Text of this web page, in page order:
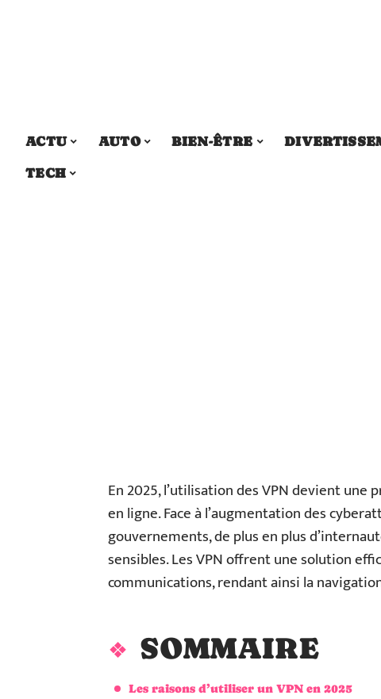
ACTU AUTO BIEN-ÊTRE
TECH
En 2025, l’utilisation des VPN devient
en ligne. Face à l’augmentation des
gouvernements, de plus en plus
sensibles. Les VPN offrent une solution
communications, rendant ainsi la
SOMMAIRE
Les raisons d’utiliser un VPN en 2025